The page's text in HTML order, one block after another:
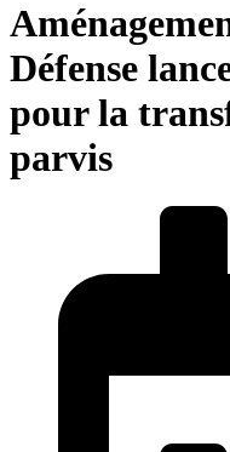
Défense
pour la
parvis